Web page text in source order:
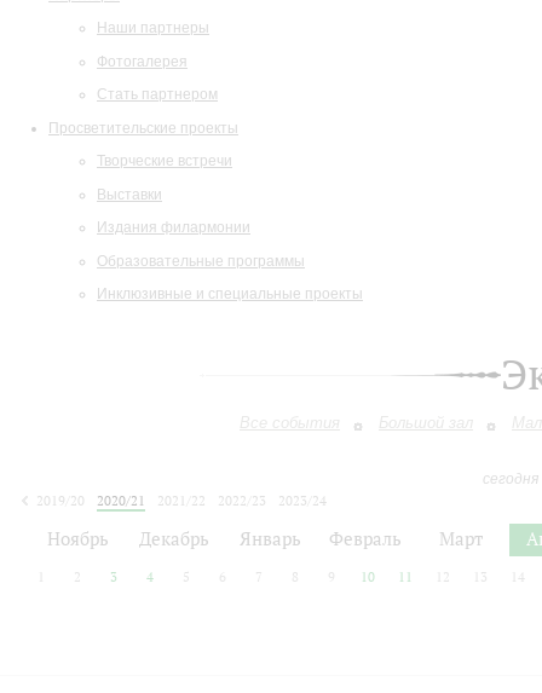
Наши партнеры
Фотогалерея
Стать партнером
Просветительские проекты
Творческие встречи
Выставки
Издания филармонии
Образовательные программы
Инклюзивные и специальные проекты
Все события Большой зал
2019/20
2020/21 2021/22 2022/23
2023/24
Ноябрь Декабрь Январь Февраль Март
2 3 4 5 6 7 8 9 10 11 12 13 14